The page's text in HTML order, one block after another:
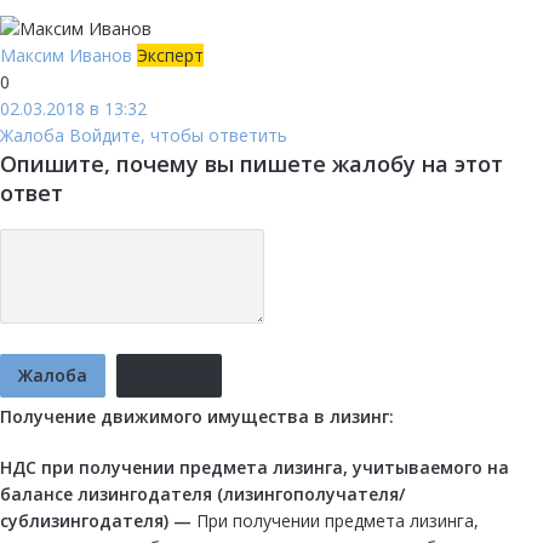
Максим Иванов Эксперт
0
02.03.2018 в 13:32
Жалоба Войдите, чтобы ответить
Опишите, почему вы пишете жалобу на этот
ответ
Жалоба
Получение движимого имущества в лизинг:
НДС при получении предмета лизинга, учитываемого на
балансе лизингодателя (лизингополучателя/
сублизингодателя) — При получении предмета лизинга,